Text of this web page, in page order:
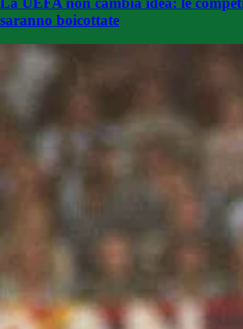
saranno boicottate